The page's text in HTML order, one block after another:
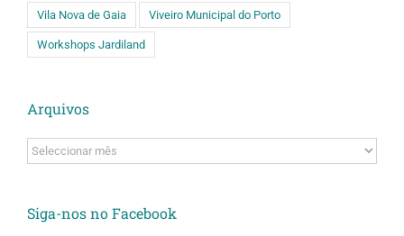
Vila Nova de Gaia Viveiro Municipal do Porto
Workshops Jardiland
Arquivos
Arquivos
Siga-nos no Facebook